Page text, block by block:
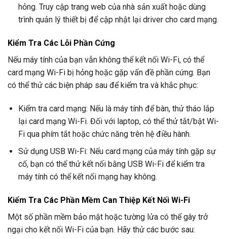
hỏng. Truy cập trang web của nhà sản xuất hoặc dùng
trình quản lý thiết bị để cập nhật lại driver cho card mạng.
Kiểm Tra Các Lỗi Phần Cứng
Nếu máy tính của bạn vẫn không thể kết nối Wi-Fi, có thể
card mạng Wi-Fi bị hỏng hoặc gặp vấn đề phần cứng. Bạn
có thể thử các biện pháp sau để kiểm tra và khắc phục:
Kiểm tra card mạng: Nếu là máy tính để bàn, thử tháo lắp
lại card mạng Wi-Fi. Đối với laptop, có thể thử tắt/bật Wi-
Fi qua phím tắt hoặc chức năng trên hệ điều hành.
Sử dụng USB Wi-Fi: Nếu card mạng của máy tính gặp sự
cố, bạn có thể thử kết nối bằng USB Wi-Fi để kiểm tra
máy tính có thể kết nối mạng hay không.
Kiểm Tra Các Phần Mềm Can Thiệp Kết Nối Wi-Fi
Một số phần mềm bảo mật hoặc tường lửa có thể gây trở
ngại cho kết nối Wi-Fi của bạn. Hãy thử các bước sau: